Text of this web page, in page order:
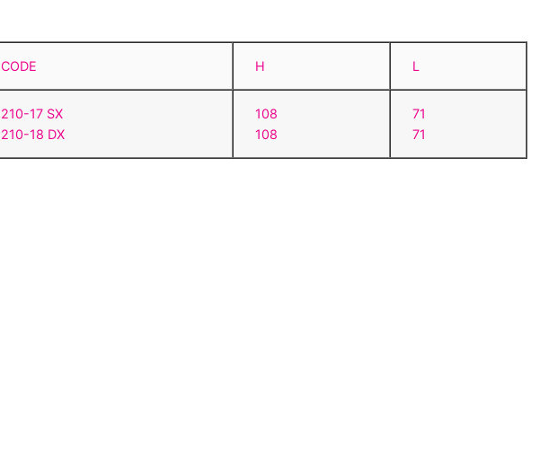
CODE H L
210-17 SX
210-18 DX
108
108
71
71